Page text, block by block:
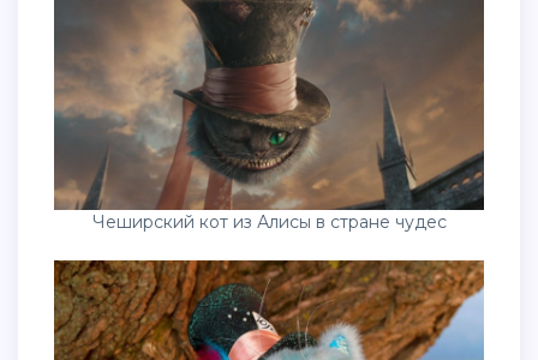
Чеширский кот из Алисы в стране чудес